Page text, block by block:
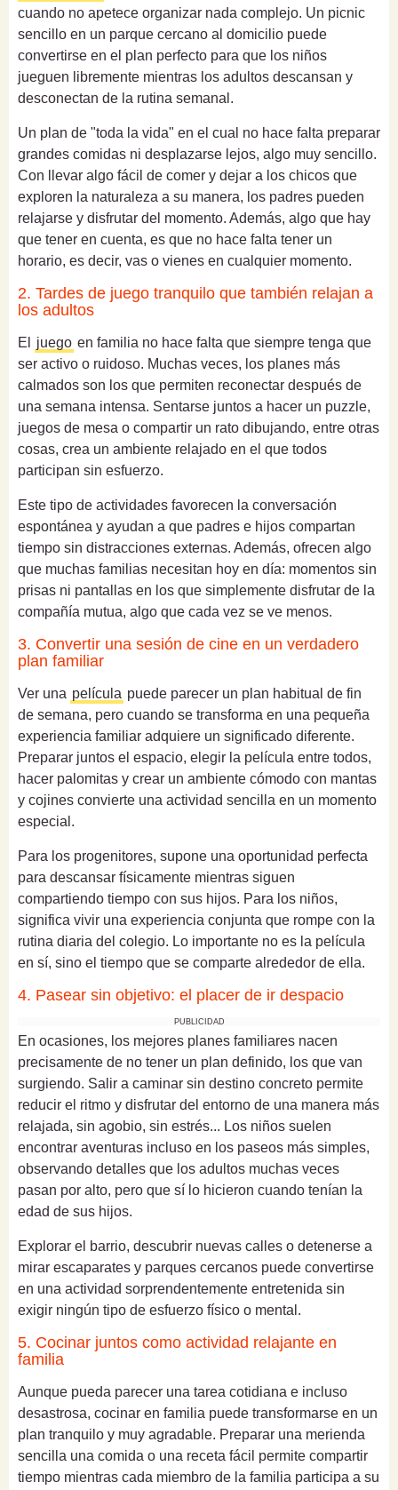
cuando no apetece organizar nada complejo. Un picnic
sencillo en un parque cercano al domicilio puede
convertirse en el plan perfecto para que los niños
jueguen libremente mientras los adultos descansan y
desconectan de la rutina semanal.
Un plan de "toda la vida" en el cual no hace falta preparar
grandes comidas ni desplazarse lejos, algo muy sencillo.
Con llevar algo fácil de comer y dejar a los chicos que
exploren la naturaleza a su manera, los padres pueden
relajarse y disfrutar del momento. Además, algo que hay
que tener en cuenta, es que no hace falta tener un
horario, es decir, vas o vienes en cualquier momento.
2. Tardes de juego tranquilo que también relajan a
los adultos
El juego en familia no hace falta que siempre tenga que
ser activo o ruidoso. Muchas veces, los planes más
calmados son los que permiten reconectar después de
una semana intensa. Sentarse juntos a hacer un puzzle,
juegos de mesa o compartir un rato dibujando, entre otras
cosas, crea un ambiente relajado en el que todos
participan sin esfuerzo.
Este tipo de actividades favorecen la conversación
espontánea y ayudan a que padres e hijos compartan
tiempo sin distracciones externas. Además, ofrecen algo
que muchas familias necesitan hoy en día: momentos sin
prisas ni pantallas en los que simplemente disfrutar de la
compañía mutua, algo que cada vez se ve menos.
3. Convertir una sesión de cine en un verdadero
plan familiar
Ver una película puede parecer un plan habitual de fin
de semana, pero cuando se transforma en una pequeña
experiencia familiar adquiere un significado diferente.
Preparar juntos el espacio, elegir la película entre todos,
hacer palomitas y crear un ambiente cómodo con mantas
y cojines convierte una actividad sencilla en un momento
especial.
Para los progenitores, supone una oportunidad perfecta
para descansar físicamente mientras siguen
compartiendo tiempo con sus hijos. Para los niños,
significa vivir una experiencia conjunta que rompe con la
rutina diaria del colegio. Lo importante no es la película
en sí, sino el tiempo que se comparte alrededor de ella.
4. Pasear sin objetivo: el placer de ir despacio
PUBLICIDAD
En ocasiones, los mejores planes familiares nacen
precisamente de no tener un plan definido, los que van
surgiendo. Salir a caminar sin destino concreto permite
reducir el ritmo y disfrutar del entorno de una manera más
relajada, sin agobio, sin estrés... Los niños suelen
encontrar aventuras incluso en los paseos más simples,
observando detalles que los adultos muchas veces
pasan por alto, pero que sí lo hicieron cuando tenían la
edad de sus hijos.
Explorar el barrio, descubrir nuevas calles o detenerse a
mirar escaparates y parques cercanos puede convertirse
en una actividad sorprendentemente entretenida sin
exigir ningún tipo de esfuerzo físico o mental.
5. Cocinar juntos como actividad relajante en
familia
Aunque pueda parecer una tarea cotidiana e incluso
desastrosa, cocinar en familia puede transformarse en un
plan tranquilo y muy agradable. Preparar una merienda
sencilla una comida o una receta fácil permite compartir
tiempo mientras cada miembro de la familia participa a su